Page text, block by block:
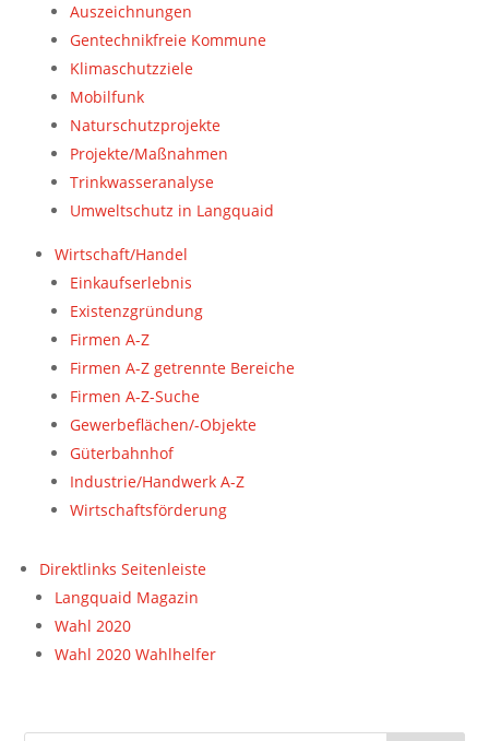
Auszeichnungen
Gentechnikfreie Kommune
Klimaschutzziele
Mobilfunk
Naturschutzprojekte
Projekte/Maßnahmen
Trinkwasseranalyse
Umweltschutz in Langquaid
Wirtschaft/Handel
Einkaufserlebnis
Existenzgründung
Firmen A-Z
Firmen A-Z getrennte Bereiche
Firmen A-Z-Suche
Gewerbeflächen/-Objekte
Güterbahnhof
Industrie/Handwerk A-Z
Wirtschaftsförderung
Direktlinks Seitenleiste
Langquaid Magazin
Wahl 2020
Wahl 2020 Wahlhelfer